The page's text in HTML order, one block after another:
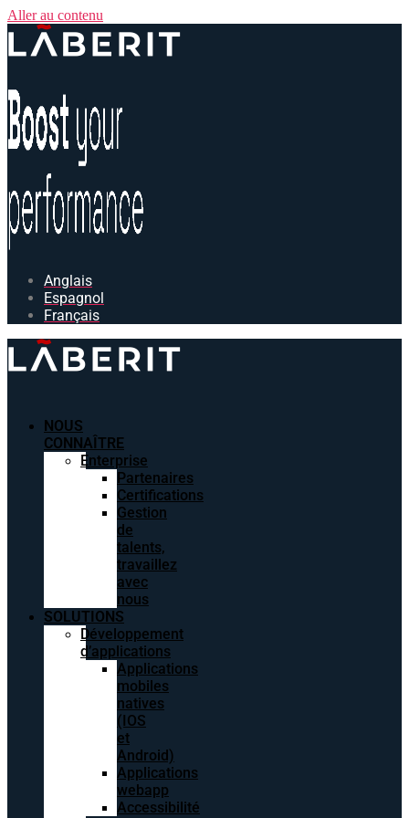
Aller au contenu
Anglais
Espagnol
Français
NOUS
CONNAÎTRE
Enterprise
Partenaires
Certifications
Gestion
de
talents,
travaillez
avec
nous
SOLUTIONS
Développement
d’applications
Applications
mobiles
natives
(IOS
et
Android)
Applications
webapp
Accessibilité